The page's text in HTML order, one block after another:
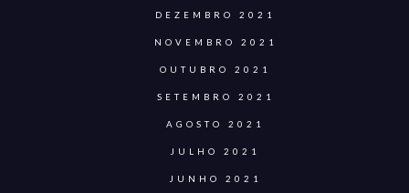
DEZEMBRO 2021
NOVEMBRO 2021
OUTUBRO 2021
SETEMBRO 2021
AGOSTO 2021
JULHO 2021
JUNHO 2021